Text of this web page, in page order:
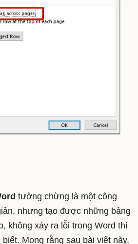
tưởng chừng là một công
nhưng tạo được những bảng
không xảy ra lỗi trong Word thì
Mong rằng sau bài viết này,